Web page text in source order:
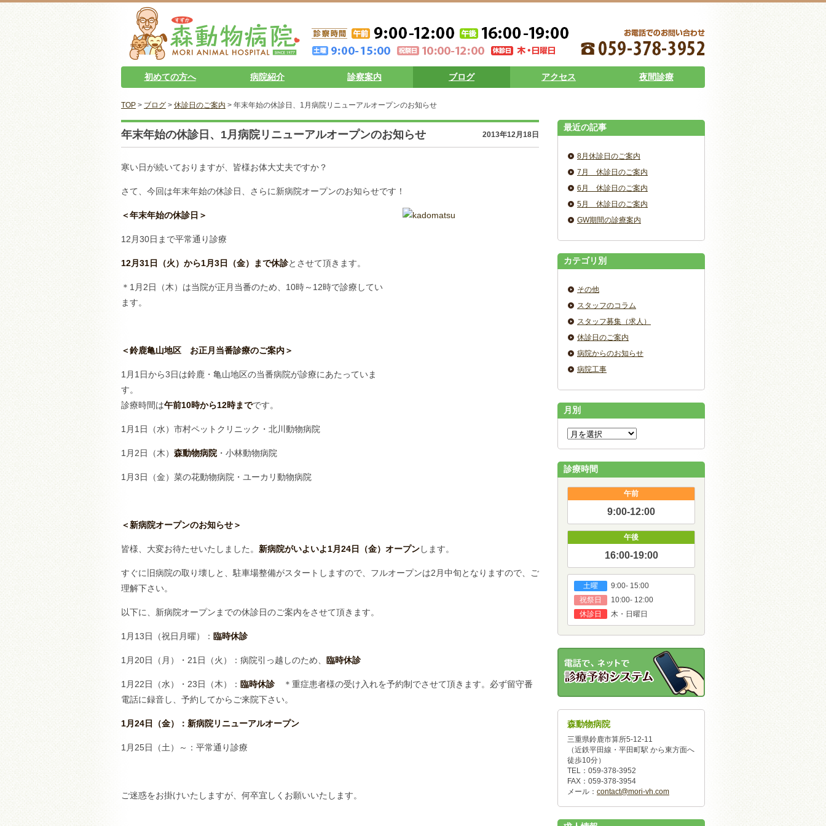
初めての方へ 病院紹介 診察案内 ブログ アクセス 夜間診療
TOP > ブログ > 休診日のご案内 > 年末年始の休診日、1月病院リニューアルオープンのお知らせ
年末年始の休診日、1月病院リニューアルオープンのお知らせ 2013年12月18日
寒い日が続いておりますが、皆様お体大丈夫ですか？
さて、今回は年末年始の休診日、さらに新病院オープンのお知らせです！
＜年末年始の休診日＞
12月30日まで平常通り診療
12月31日（火）から1月3日（金）まで休診とさせて頂きます。
＊1月2日（木）は当院が正月当番のため、10時～12時で診療してい
ます。
＜鈴鹿亀山地区 お正月当番診療のご案内＞
1月1日から3日は鈴鹿・亀山地区の当番病院が診療にあたっていま
す。
診療時間は午前10時から12時までです。
1月1日（水）市村ペットクリニック・北川動物病院
1月2日（木） 森動物病院・小林動物病院
1月3日（金）菜の花動物病院・ユーカリ動物病院
＜新病院オープンのお知らせ＞
皆様、大変お待たせいたしました。 新病院がいよいよ1月24日（金）オープンします。
すぐに旧病院の取り壊しと、駐車場整備がスタートしますので、フルオープンは2月中旬となりますので、ご
理解下さい。
以下に、新病院オープンまでの休診日のご案内をさせて頂きます。
1月13日（祝日月曜）： 臨時休診
1月20日（月）・21日（火）：病院引っ越しのため、 臨時休診
1月22日（水）・23日（木）： 臨時休診＊重症患者様の受け入れを予約制でさせて頂きます。必ず留守番
電話に録音し、予約してからご来院下さい。
1月24日（金）：新病院リニューアルオープン
1月25日（土）～：平常通り診療
ご迷惑をお掛けいたしますが、何卒宜しくお願いいたします。
最近の記事
8月休診日のご案内
7月 休診日のご案内
6月 休診日のご案内
5月 休診日のご案内
GW期間の診療案内
カテゴリ別
その他
スタッフのコラム
スタッフ募集（求人）
休診日のご案内
病院からのお知らせ
病院工事
月別
診療時間
午前
9:00-12:00
午後
16:00-19:00
土曜
9:00- 15:00
祝祭日
10:00- 12:00
休診日
木・日曜日
森動物病院
三重県鈴鹿市算所5-12-11
（近鉄平田線・平田町駅 から東方面へ
徒歩10分）
TEL：059-378-3952
FAX：059-378-3954
メール： contact@mori-vh.com